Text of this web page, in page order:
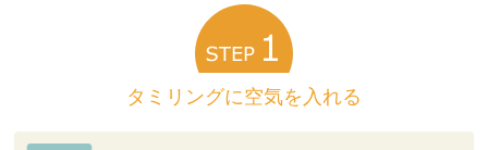
タミリングに空気を入れる